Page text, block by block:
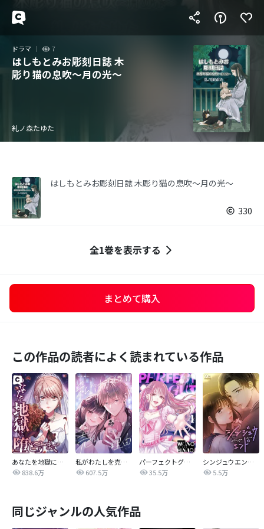
ドラマ 7
はしもとみお彫刻日誌 木
彫り猫の息吹～月の光～
糺ノ森たゆた
はしもとみお彫刻日誌 木彫り猫の息吹～月の光～
330
全1巻を表示する
まとめて購入
この作品の読者によく読まれている作品
あなたを地獄に堕とすまで
838.6万
私がわたしを売る理由
607.5万
パーフェクトグリッター
35.5万
シンジュウエンド【タテヨミ】
5.5万
同じジャンルの人気作品